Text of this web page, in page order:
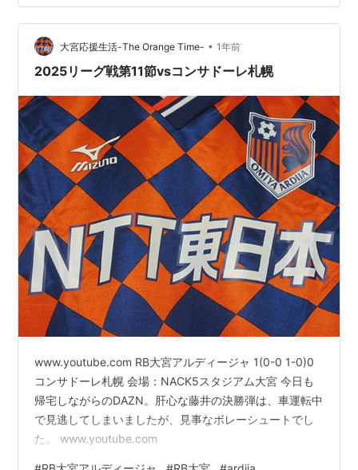
ブもあり何とか凌いで前半を折り返します。 後半、市
原・千葉のサイドからの正確なクロスに苦戦するアルデ
ィージャ。しかし、53分、中盤でボールを奪った小島の
ド…
大宮応援生活-The Orange Time- • 1年前
2025リーグ戦第11節vsコンサドーレ札幌
www.youtube.com RB大宮アルディージャ 1(0-0 1-0)0
コンサドーレ札幌 会場：NACK5スタジアム大宮 今日も
帰宅しながらのDAZN。肝心な藤井の決勝弾は、車運転中
で見逃してしまいましたが、見事なボレーシュートでし
た。 www.youtube.com